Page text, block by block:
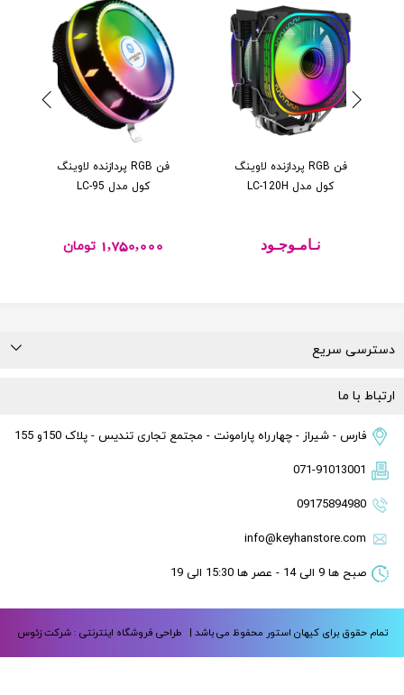
فن RGB پردازنده لاوينگ
کول مدل LC-120H
نـامـوجـود
فن RGB پردازنده لاوینگ
کول مدل LC-95
1,750,000 تومان
دسترسی سریع
درباره ما
راهنمای خرید
قوانین و مقررات
تماس با ما
ارتباط با ما
فارس - شیراز - چهارراه پارامونت - مجتمع تجاری تندیس - پلاک 150و 155
صبح ها 9 الی 14 - عصر ها 15:30 الی 19
تمام حقوق برای کیهان استور محفوظ می باشد | طراحی فروشگاه اینترنتی :شرکت زئوس